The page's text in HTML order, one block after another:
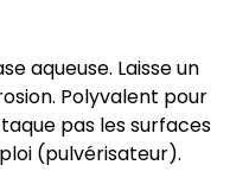
aqueuse. Laisse un
Polyvalent pour
pas les surfaces
(pulvérisateur).